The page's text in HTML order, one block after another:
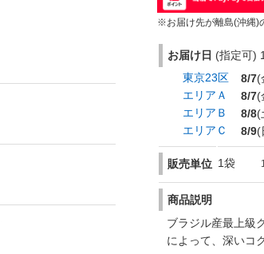
※お届け先が離島(沖縄)
お届け日 (指定可)
東京23区 8/7(
エリアＡ
8/7(
エリアＢ 8/8(
エリアＣ 8/9(
販売単位 1袋
商品説明
ブラジル産最上級
によって、深いコ